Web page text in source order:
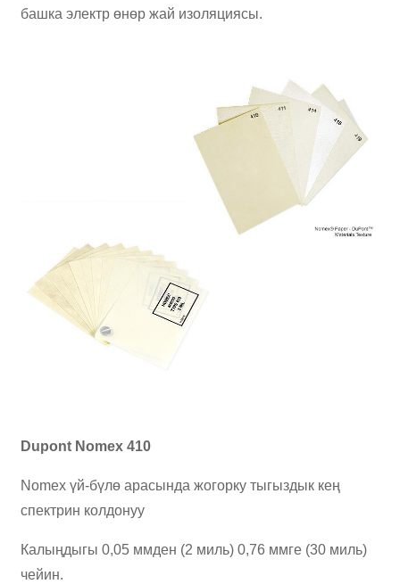
башка электр өнөр жай изоляциясы.
Dupont Nomex 410
Nomex үй-бүлө арасында жогорку тыгыздык кең
спектрин колдонуу
Калыңдыгы 0,05 ммден (2 миль) 0,76 ммге (30 миль)
чейин.